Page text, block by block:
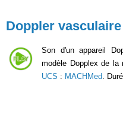
Doppler
Son d'un appareil
modèle Dopplex de la
UCS : MACHMed .